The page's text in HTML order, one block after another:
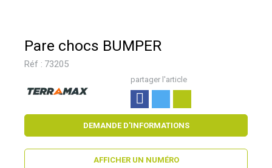
Pare chocs BUMPER
Réf : 73205
partager l'article
DEMANDE D'INFORMATIONS
AFFICHER UN NUMÉRO